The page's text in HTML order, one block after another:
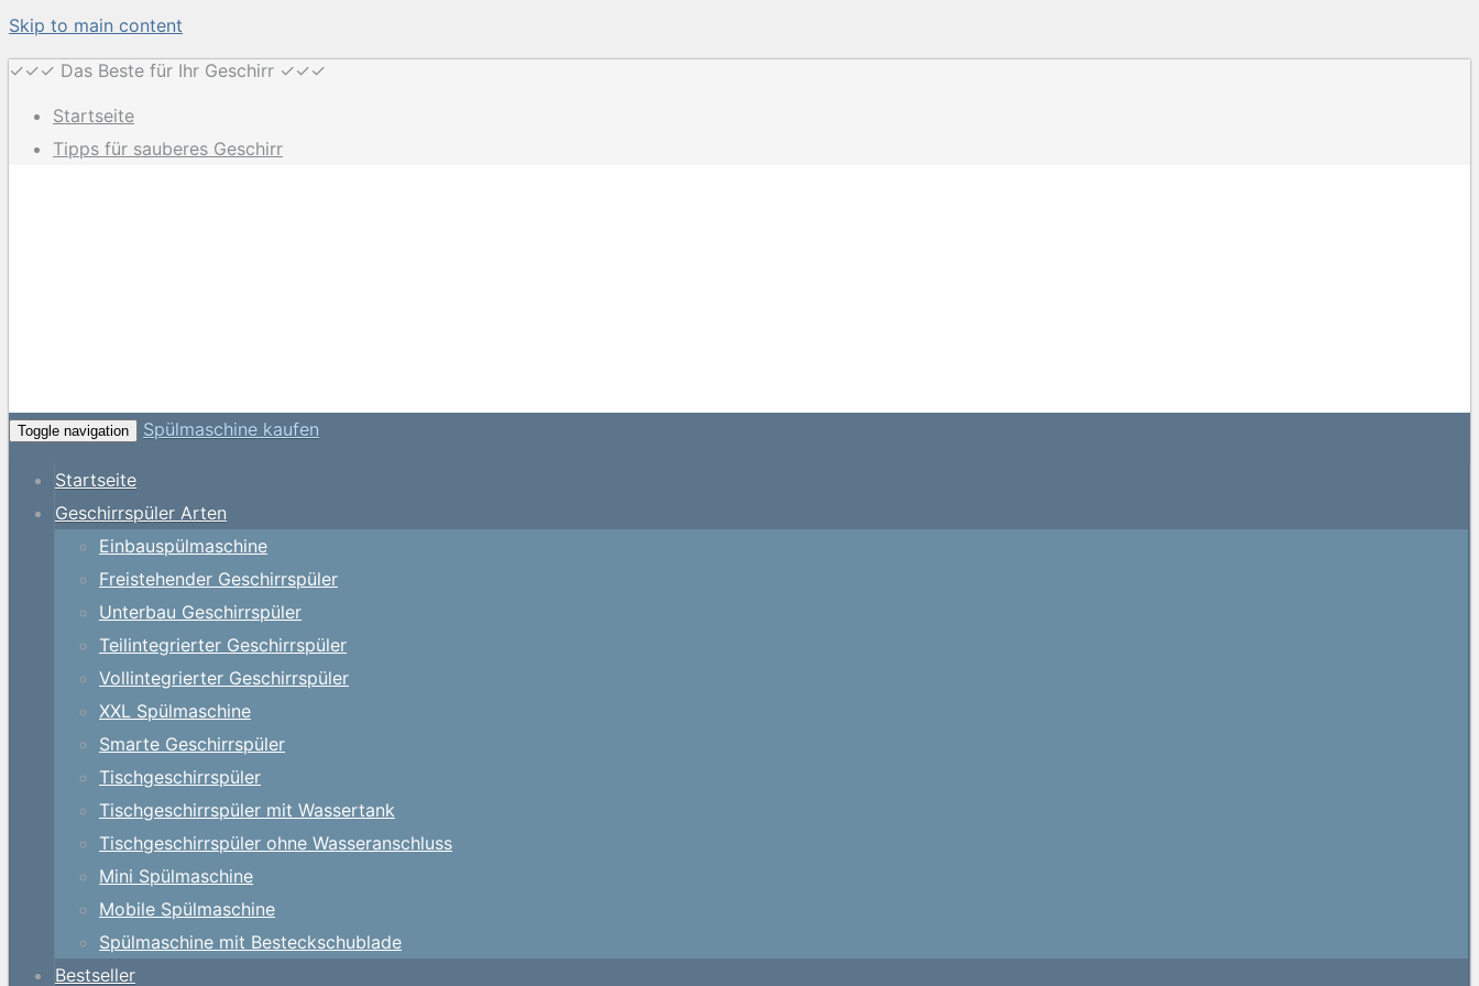
Skip to main content
✓✓✓ Das Beste für Ihr Geschirr ✓✓✓
Startseite
Tipps für sauberes Geschirr
Toggle navigation Spülmaschine kaufen
Startseite
Geschirrspüler Arten
Einbauspülmaschine
Freistehender Geschirrspüler
Unterbau Geschirrspüler
Teilintegrierter Geschirrspüler
Vollintegrierter Geschirrspüler
XXL Spülmaschine
Smarte Geschirrspüler
Tischgeschirrspüler
Tischgeschirrspüler mit Wassertank
Tischgeschirrspüler ohne Wasseranschluss
Mini Spülmaschine
Mobile Spülmaschine
Spülmaschine mit Besteckschublade
Bestseller